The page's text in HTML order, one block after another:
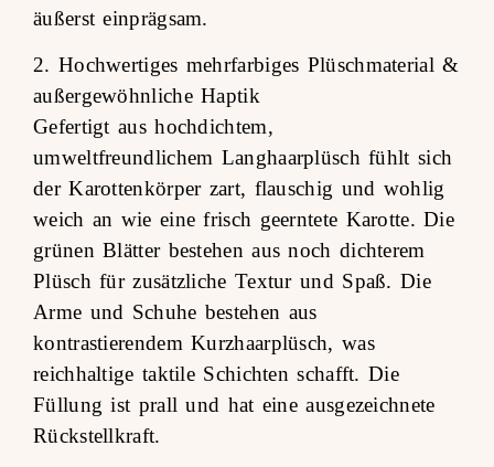
äußerst einprägsam.
2. Hochwertiges mehrfarbiges Plüschmaterial &
außergewöhnliche Haptik
Gefertigt aus hochdichtem,
umweltfreundlichem Langhaarplüsch fühlt sich
der Karottenkörper zart, flauschig und wohlig
weich an wie eine frisch geerntete Karotte. Die
grünen Blätter bestehen aus noch dichterem
Plüsch für zusätzliche Textur und Spaß. Die
Arme und Schuhe bestehen aus
kontrastierendem Kurzhaarplüsch, was
reichhaltige taktile Schichten schafft. Die
Füllung ist prall und hat eine ausgezeichnete
Rückstellkraft.